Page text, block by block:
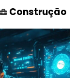
Construção